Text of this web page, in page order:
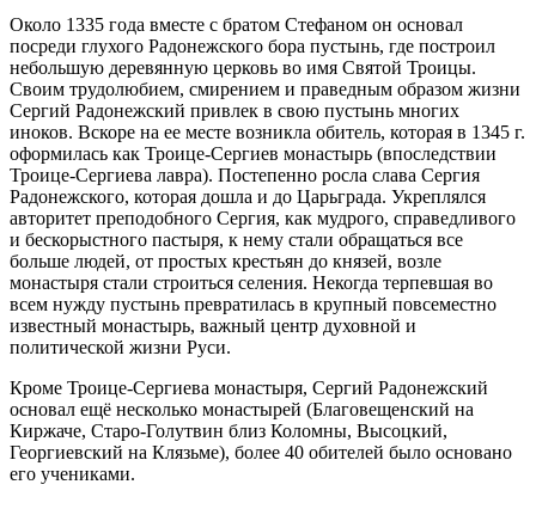
Около 1335 года вместе с братом Стефаном он основал
посреди глухого Радонежского бора пустынь, где построил
небольшую деревянную церковь во имя Святой Троицы.
Своим трудолюбием, смирением и праведным образом жизни
Сергий Радонежский привлек в свою пустынь многих
иноков. Вскоре на ее месте возникла обитель, которая в 1345 г.
оформилась как Троице-Сергиев монастырь (впоследствии
Троице-Сергиева лавра). Постепенно росла слава Сергия
Радонежского, которая дошла и до Царьграда. Укреплялся
авторитет преподобного Сергия, как мудрого, справедливого
и бескорыстного пастыря, к нему стали обращаться все
больше людей, от простых крестьян до князей, возле
монастыря стали строиться селения. Некогда терпевшая во
всем нужду пустынь превратилась в крупный повсеместно
известный монастырь, важный центр духовной и
политической жизни Руси.
Кроме Троице-Сергиева монастыря, Сергий Радонежский
основал ещё несколько монастырей (Благовещенский на
Киржаче, Старо-Голутвин близ Коломны, Высоцкий,
Георгиевский на Клязьме), более 40 обителей было основано
его учениками.